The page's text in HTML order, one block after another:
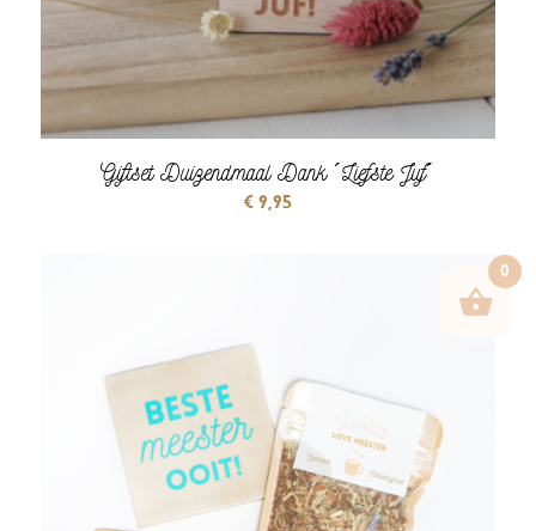
Giftset Duizendmaal Dank ´Liefste Juf´
€9,95
0